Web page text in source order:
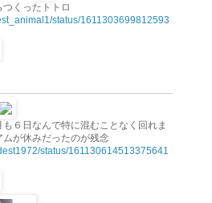
くったトトロ
status/1611303699812593
６日なんで特に混むことなく回れま
が休みだったのが残念
status/161130614513375641